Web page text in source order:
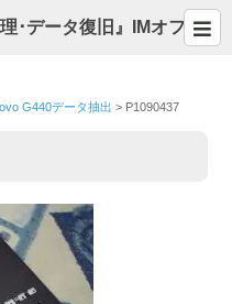
･データ復旧』IMオフ
G440データ抽出 > P1090437